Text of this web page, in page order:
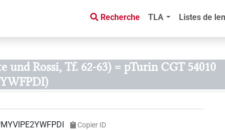
Recherche TLA Listes de
und Rossi, Tf. 62-63) = pTurin CGT 54010
Copier ID